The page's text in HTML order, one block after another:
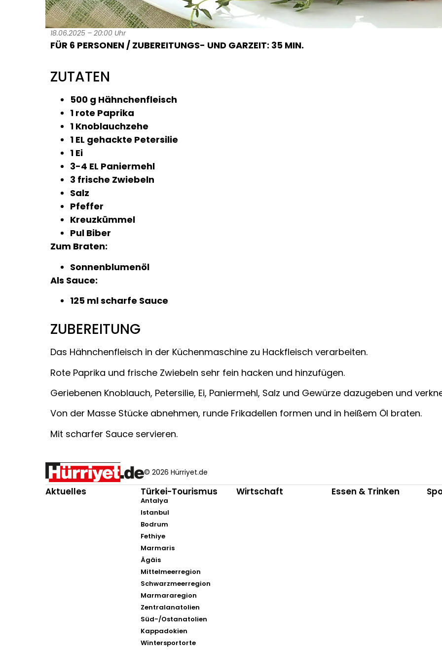
18.06.2025 – 20:00 Uhr
FÜR 6 PERSONEN / ZUBEREITUNGS- UND GARZEIT: 35 MIN.
ZUTATEN
500 g Hähnchenfleisch
1 rote Paprika
1 Knoblauchzehe
1 EL gehackte Petersilie
1 Ei
3-4 EL Paniermehl
3 frische Zwiebeln
Salz
Pfeffer
Kreuzkümmel
Pul Biber
Zum Braten:
Sonnenblumenöl
Als Sauce:
125 ml scharfe Sauce
ZUBEREITUNG
Das Hähnchenfleisch in der Küchenmaschine zu Hackfleisch verarbeiten.
Rote Paprika und frische Zwiebeln sehr fein hacken und hinzufügen.
Geriebenen Knoblauch, Petersilie, Ei, Paniermehl, Salz und Gewürze dazugeben und
Von der Masse Stücke abnehmen, runde Frikadellen formen und in heißem Öl braten.
Mit scharfer Sauce servieren.
© 2026 Hürriyet.de
Aktuelles Türkei-Tourismus
Antalya
Istanbul
Bodrum
Fethiye
Marmaris
Ägäis
Mittelmeerregion
Schwarzmeerregion
Marmararegion
Zentralanatolien
Süd-/Ostanatolien
Kappadokien
Wintersportorte
Wirtschaft Essen & Trinken